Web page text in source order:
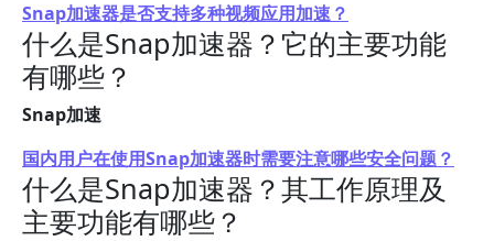
Snap加速器是否支持多种视频应用加速？
什么是Snap加速器？它的主要功能
有哪些？
Snap加速
国内用户在使用Snap加速器时需要注意哪些安全问题？
什么是Snap加速器？其工作原理及
主要功能有哪些？